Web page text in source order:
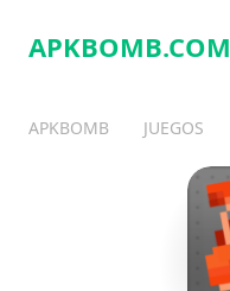
APKBOMB.COM
APKBOMB JUEGOS